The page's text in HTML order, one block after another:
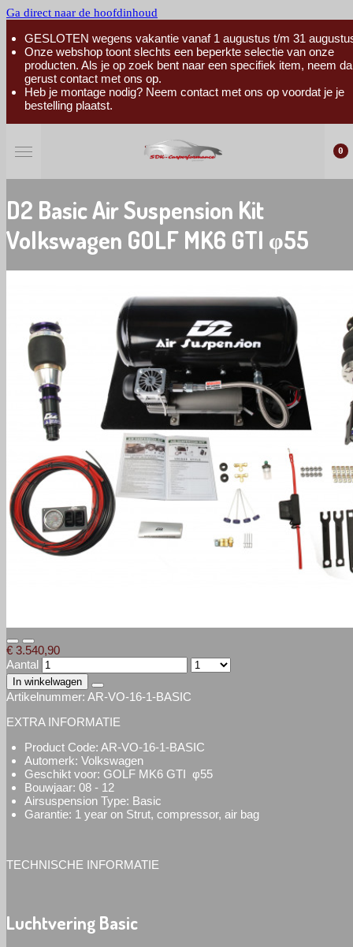
Ga direct naar de hoofdinhoud
0
GESLOTEN wegens vakantie vanaf 1 augustus t/m 31
Onze webshop toont slechts een beperkte selectie van onze
producten. Als je op zoek bent naar een specifiek item, neem
gerust contact met ons op.
Heb je montage nodig? Neem contact met ons op voordat je je
bestelling plaatst.
D2 Basic Air Suspension Kit
Volkswagen GOLF MK6 GTI φ55
€ 3.540,90
Aantal
In winkelwagen
Artikelnummer: AR-VO-16-1-BASIC
EXTRA INFORMATIE
Product Code: AR-VO-16-1-BASIC
Automerk: Volkswagen
Geschikt voor: GOLF MK6 GTI φ55
Bouwjaar: 08 - 12
Airsuspension Type: Basic
Garantie: 1 year on Strut, compressor, air bag
TECHNISCHE INFORMATIE
Luchtvering Basic